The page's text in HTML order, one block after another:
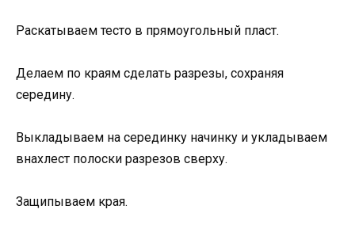
Раскатываем тесто в прямоугольный пласт.
Делаем по краям сделать разрезы, сохраняя
середину.
Выкладываем на серединку начинку и укладываем
внахлест полоски разрезов сверху.
Защипываем края.